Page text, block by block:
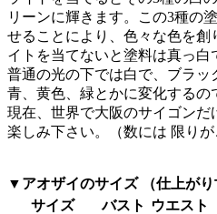
リーンに輝きます。この3種の
せることにより、色々な色を創
イトを当てないと塗料は真っ白
普通の光の下では白で、ブラッ
青、黄色、緑とかに変化するの
現在、世界で大阪のサイゴン
楽しみ下さい。（数には 限りが
▼アオザイのサイズ （仕上がり
サイズ
バスト ウエスト